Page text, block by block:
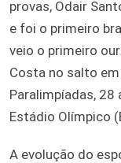
provas, Odair
e foi o primeiro
veio o primeiro
Costa no salto
Paralimpíadas,
Estádio Olímpico
A evolução do